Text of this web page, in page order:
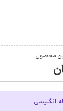
محصول
انگلیسی